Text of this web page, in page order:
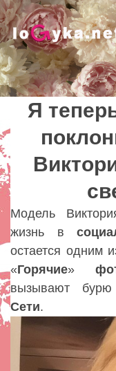
Я
Lady
Я
Модель
жизнь в
остается одним
«Горячие»
вызывают
Сети.